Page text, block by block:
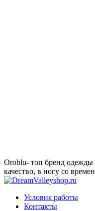
Oroblu- топ бренд одежды
качество, в ногу со
Условия работы
Контакты